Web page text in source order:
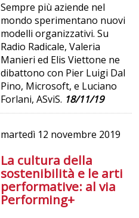
Sempre più aziende nel
mondo sperimentano nuovi
modelli organizzativi. Su
Radio Radicale, Valeria
Manieri ed Elis Viettone ne
dibattono con Pier Luigi Dal
Pino, Microsoft, e Luciano
Forlani, ASviS. 18/11/19
martedì 12 novembre 2019
La cultura della
sostenibilità e le arti
performative: al via
Performing+